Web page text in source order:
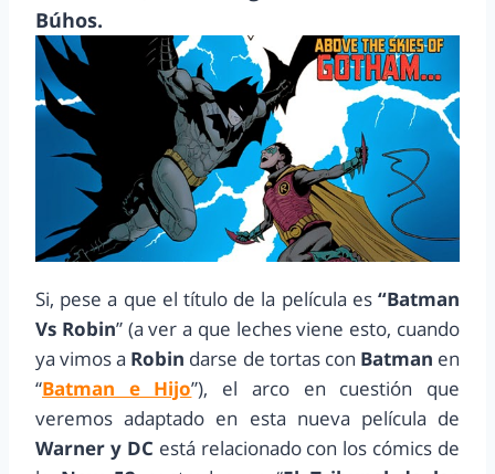
Búhos.
Si, pese a que el título de la película es “Batman
Vs Robin” (a ver a que leches viene esto, cuando
ya vimos a Robin darse de tortas con Batman en
“Batman e Hijo”), el arco en cuestión que
veremos adaptado en esta nueva película de
Warner y DC está relacionado con los cómics de